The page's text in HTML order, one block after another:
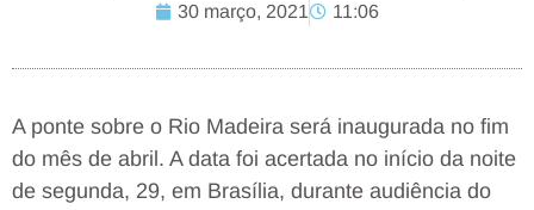
30 março, 2021
11:06
A ponte sobre o Rio Madeira será inaugurada no fim
do mês de abril. A data foi acertada no início da noite
de segunda, 29, em Brasília, durante audiência do